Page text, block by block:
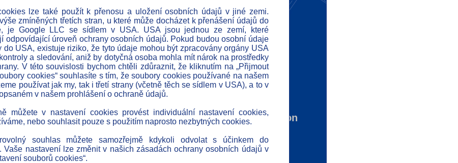
» about us
» cerificates
» references
» indicators
» id
» contact
» data protection
» home
System of Management in IP
Programme Prague Adaptibility
lze také použít k přenosu a uložení osobních údajů v jiné zemi.
zmíněných třetích stran, u které může docházet k přenášení údajů do
je Google LLC se sídlem v USA. USA jsou jednou ze zemí, které
odpovídající úroveň ochrany osobních údajů. Pokud budou osobní údaje
do USA, existuje riziko, že tyto údaje mohou být zpracovány orgány USA
a sledování, aniž by dotyčná osoba mohla mít nárok na prostředky
V této souvislosti bychom chtěli zdůraznit, že kliknutím na „Přijmout
cookies“ souhlasíte s tím, že soubory cookies používané na našem
používat jak my, tak i třetí strany (včetně těch se sídlem v USA), a to v
v našem prohlášení o ochraně údajů.
můžete v nastavení cookies provést individuální nastavení cookies,
nebo souhlasit pouze s použitím naprosto nezbytných cookies.
souhlas můžete samozřejmě kdykoli odvolat s účinkem do
Vaše nastavení lze změnit v našich zásadách ochrany osobních údajů v
souborů cookies“.